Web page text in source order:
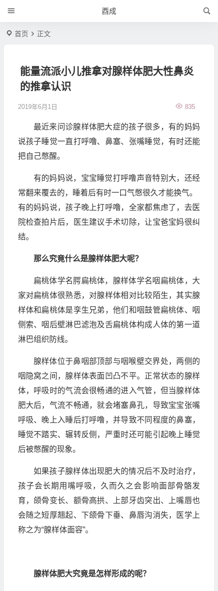
酉成
首页 正文
能量流派小儿推拿对腺样体肥大性鼻炎
的推拿认识
2019年6月1日 835
最近来问诊腺样体肥大症的孩子很多，有的妈妈
说孩子睡觉一直打呼噜、鼻塞、张嘴睡觉，有时还能
把自己憋醒。
有的妈妈说，宝宝睡觉打呼噜声音特别大，还经
常翻来覆去的，睡着后有时一口气憋很久才能换气。
有的妈妈说，孩子晚上打呼噜，全家都焦虑了，去医
院检查拍片后，医生建议手术切除，让宝爸宝妈很纠
结。
那么究竟什么是腺样体肥大呢？
扁桃体学名腭扁桃体，腺样体学名咽扁桃体，大
家对扁桃体很熟悉，对腺样体相对比较陌生，其实腺
样体和扁桃体是孪生兄弟，他们和咽鼓管扁桃体、咽
侧索、咽后壁淋巴滤泡及舌扁桃体构成人体的第一道
淋巴组织防线。
腺样体位于鼻咽部顶部与咽喉壁交界处，两侧的
咽隐窝之间，腺样体表面凹凸不平。正常状态的腺样
体，呼吸时的气流会很畅通的进入气管，但当腺样体
肥大后，气流不畅通，就会堵塞鼻孔，导致宝宝张嘴
呼吸、晚上入睡后打呼噜，并导致不同程度的鼻塞，
睡觉不踏实、辗转反侧，严重时还可能引起晚上睡觉
后被憋醒的现象。
如果孩子腺样体出现肥大的情况后不及时治疗，
孩子会长期用嘴呼吸，久而久之会影响面部骨骼发
育，颌骨变长、额骨高拱、上部牙齿突出、上嘴唇也
会随之短厚翘起、下颌骨下垂、鼻唇沟消失，医学上
称之为“腺样体面容”。
腺样体肥大究竟是怎样形成的呢？